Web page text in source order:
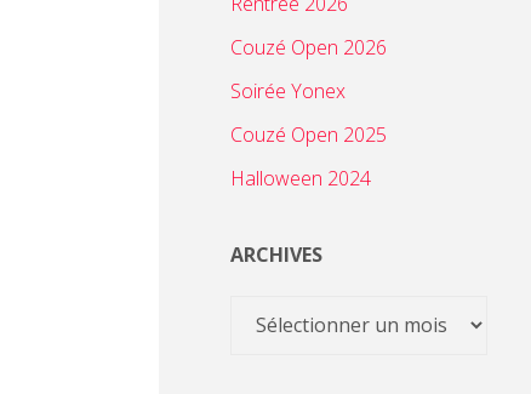
Couzé Open 2026
Soirée Yonex
Couzé Open 2025
Halloween 2024
ARCHIVES
Archives